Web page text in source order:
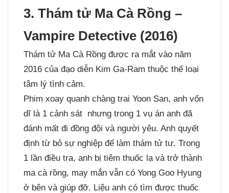
3. Thám tử Ma Cà Rồng –
Vampire Detective (2016)
Thám tử Ma Cà Rồng được ra mắt vào năm
2016 của đạo diễn Kim Ga-Ram thuộc thể loại
tâm lý tình cảm.
Phim xoay quanh chàng trai Yoon San, anh vốn
dĩ là 1 cảnh sát nhưng trong 1 vụ án anh đã
đánh mất đi đồng đội và người yêu. Anh quyết
định từ bỏ sự nghiệp để làm thám tử tư. Trong
1 lần điều tra, anh bị tiêm thuốc lạ và trở thành
ma cà rồng, may mắn vẫn có Yong Goo Hyung
ở bên và giúp đỡ. Liệu anh có tìm được thuốc